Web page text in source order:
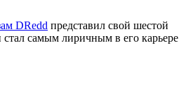
DRedd представил свой шестой
самым лиричным в его карьере